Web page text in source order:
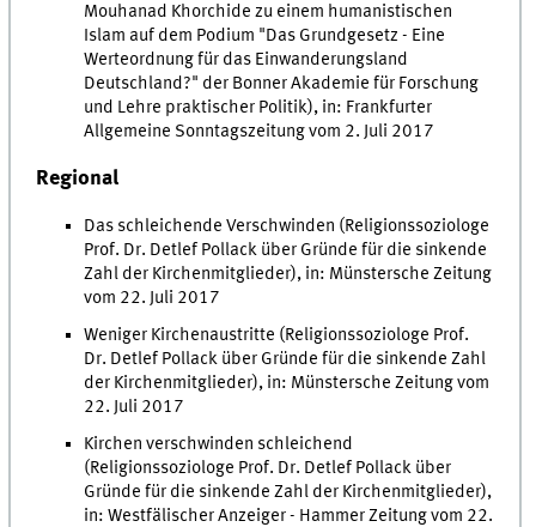
Mouhanad Khorchide zu einem humanistischen
Islam auf dem Podium "Das Grundgesetz - Eine
Werteordnung für das Einwanderungsland
Deutschland?" der Bonner Akademie für Forschung
und Lehre praktischer Politik), in: Frankfurter
Allgemeine Sonntagszeitung vom 2. Juli 2017
Regional
Das schleichende Verschwinden (Religionssoziologe
Prof. Dr. Detlef Pollack über Gründe für die sinkende
Zahl der Kirchenmitglieder), in: Münstersche Zeitung
vom 22. Juli 2017
Weniger Kirchenaustritte (Religionssoziologe Prof.
Dr. Detlef Pollack über Gründe für die sinkende Zahl
der Kirchenmitglieder), in: Münstersche Zeitung vom
22. Juli 2017
Kirchen verschwinden schleichend
(Religionssoziologe Prof. Dr. Detlef Pollack über
Gründe für die sinkende Zahl der Kirchenmitglieder),
in: Westfälischer Anzeiger - Hammer Zeitung vom 22.